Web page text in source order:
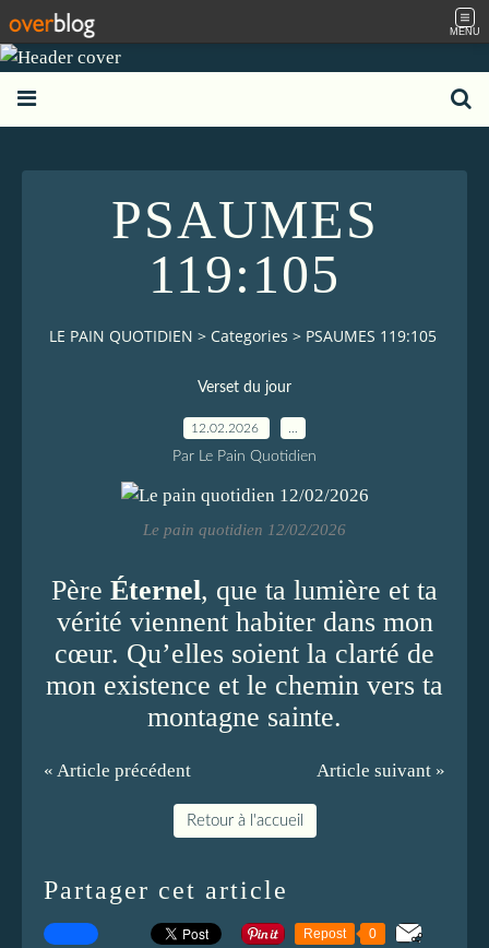
MENU
PSAUMES
119:105
LE PAIN QUOTIDIEN > Categories > PSAUMES 119:105
Verset du jour
12.02.2026
Par Le Pain Quotidien
Le pain quotidien 12/02/2026
Père Éternel, que ta lumière et ta
vérité viennent habiter dans mon
cœur. Qu’elles soient la clarté de
mon existence et le chemin vers ta
montagne sainte.
« Article précédent Article suivant »
Retour à l'accueil
Partager cet article
Repost 0